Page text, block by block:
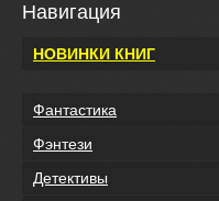
Навигация
НОВИНКИ КНИГ
Фантастика
Фэнтези
Детективы